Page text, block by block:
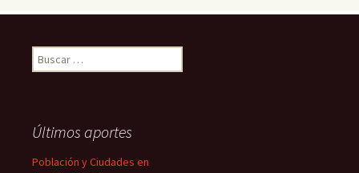
Buscar:
Últimos aportes
Población y Ciudades en